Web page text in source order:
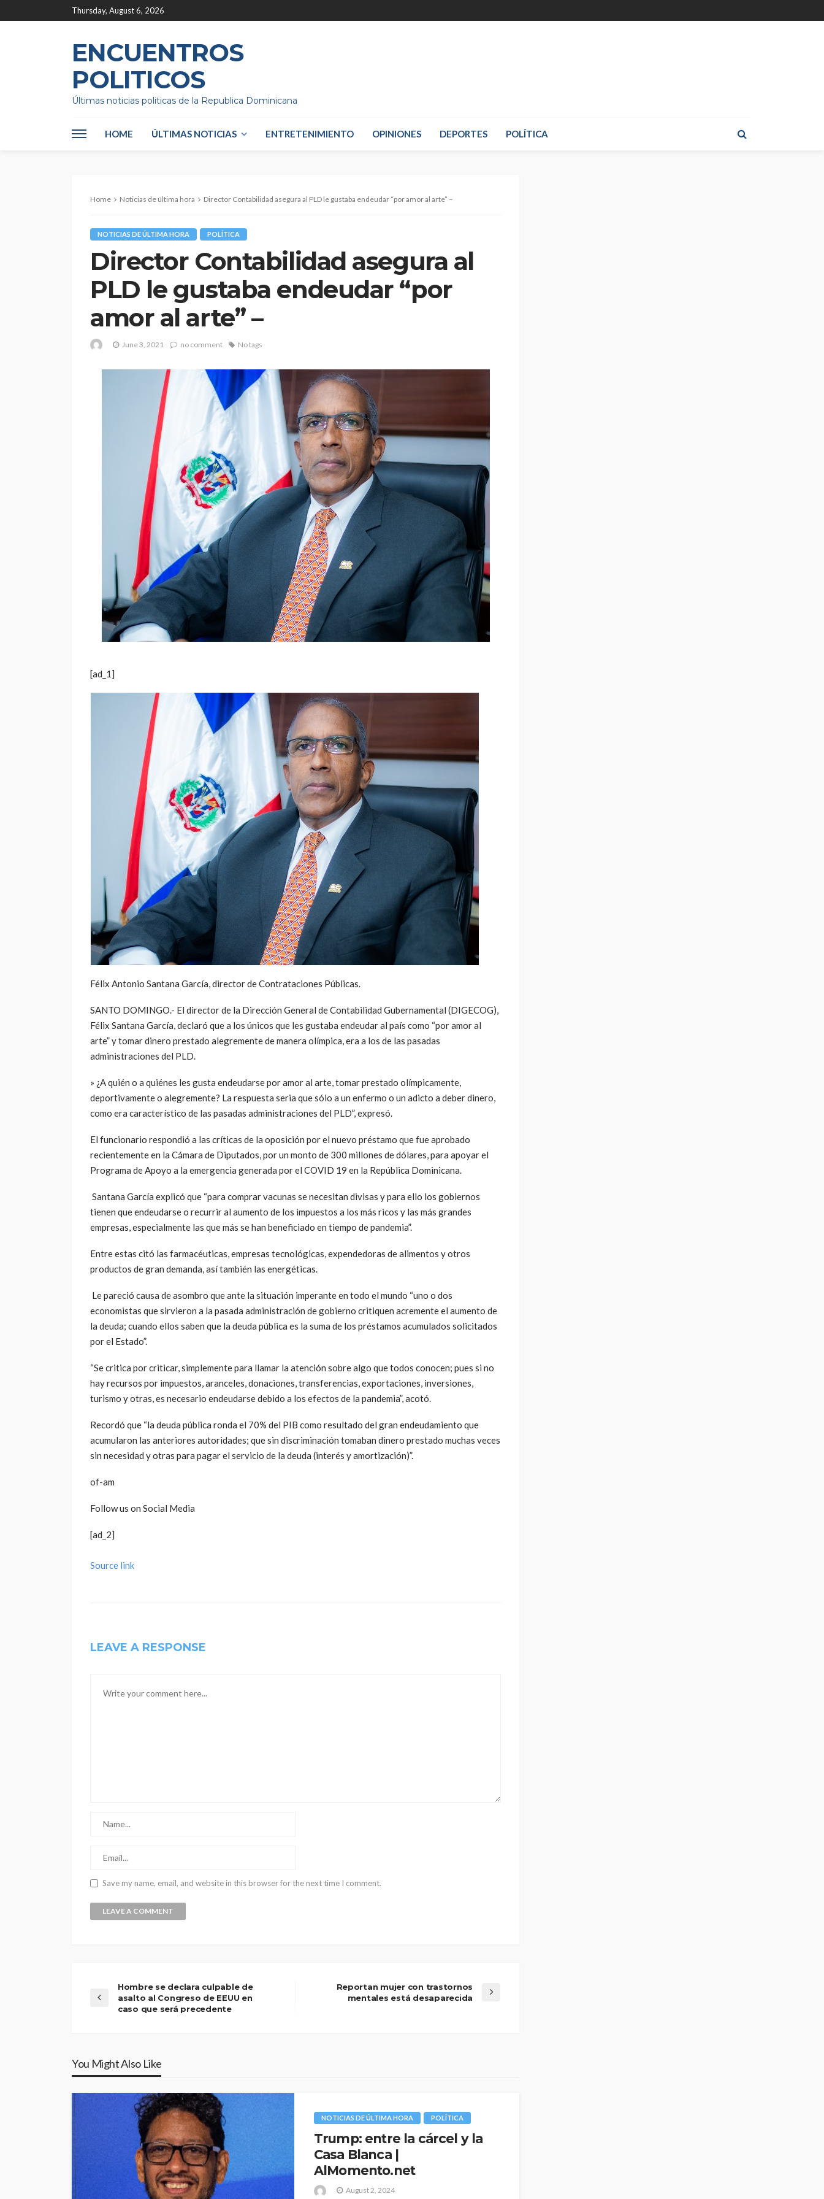
Thursday, August 6, 2026
ENCUENTROS
POLITICOS
Últimas noticias politicas de la Republica Dominicana
HOME ÚLTIMAS NOTICIAS ENTRETENIMIENTO OPINIONES DEPORTES POLÍTICA
Home Noticias de última hora Director Contabilidad asegura al PLD le gustaba endeudar “por amor al arte” –
NOTICIAS DE ÚLTIMA HORA POLÍTICA
Director Contabilidad asegura al
PLD le gustaba endeudar “por
amor al arte” –
June 3, 2021 no comment No tags
[ad_1]
Félix Antonio Santana García, director de Contrataciones Públicas.
SANTO DOMINGO.- El director de la Dirección General de Contabilidad Gubernamental (DIGECOG),
Félix Santana García, declaró que a los únicos que les gustaba endeudar al país como “por amor al
arte” y tomar dinero prestado alegremente de manera olímpica, era a los de las pasadas
administraciones del PLD.
» ¿A quién o a quiénes les gusta endeudarse por amor al arte, tomar prestado olímpicamente,
deportivamente o alegremente? La respuesta seria que sólo a un enfermo o un adicto a deber dinero,
como era característico de las pasadas administraciones del PLD”, expresó.
El funcionario respondió a las críticas de la oposición por el nuevo préstamo que fue aprobado
recientemente en la Cámara de Diputados, por un monto de 300 millones de dólares, para apoyar el
Programa de Apoyo a la emergencia generada por el COVID 19 en la República Dominicana.
Santana García explicó que “para comprar vacunas se necesitan divisas y para ello los gobiernos
tienen que endeudarse o recurrir al aumento de los impuestos a los más ricos y las más grandes
empresas, especialmente las que más se han beneficiado en tiempo de pandemia”.
Entre estas citó las farmacéuticas, empresas tecnológicas, expendedoras de alimentos y otros
productos de gran demanda, así también las energéticas.
Le pareció causa de asombro que ante la situación imperante en todo el mundo “uno o dos
economistas que sirvieron a la pasada administración de gobierno critiquen acremente el aumento de
la deuda; cuando ellos saben que la deuda pública es la suma de los préstamos acumulados solicitados
por el Estado”.
“Se critica por criticar, simplemente para llamar la atención sobre algo que todos conocen; pues si no
hay recursos por impuestos, aranceles, donaciones, transferencias, exportaciones, inversiones,
turismo y otras, es necesario endeudarse debido a los efectos de la pandemia”, acotó.
Recordó que “la deuda pública ronda el 70% del PIB como resultado del gran endeudamiento que
acumularon las anteriores autoridades; que sin discriminación tomaban dinero prestado muchas veces
sin necesidad y otras para pagar el servicio de la deuda (interés y amortización)”.
of-am
Follow us on Social Media
[ad_2]
Source link
LEAVE A RESPONSE
Save my name, email, and website in this browser for the next time I comment.
Hombre se declara culpable de
asalto al Congreso de EEUU en
caso que será precedente
Reportan mujer con trastornos
mentales está desaparecida
You Might Also Like
NOTICIAS DE ÚLTIMA HORA POLÍTICA
Trump: entre la cárcel y la
Casa Blanca |
AlMomento.net
August 2, 2024